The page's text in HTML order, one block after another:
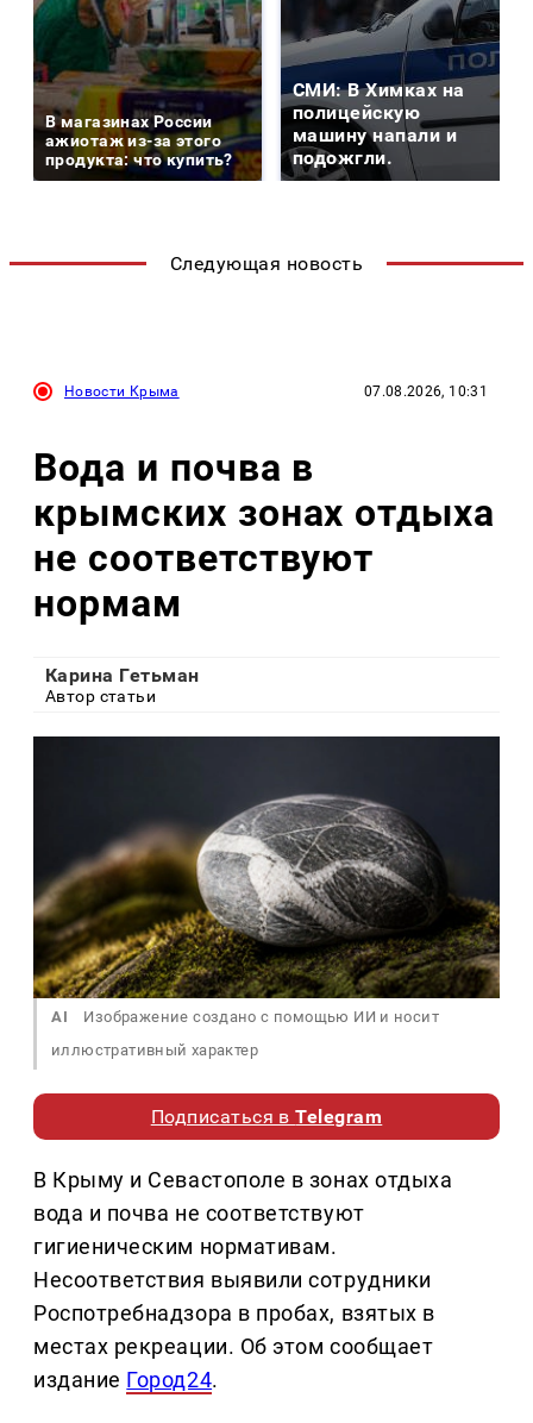
В магазинах России
ажиотаж из-за этого
продукта: что купить?
СМИ: В Химках на
полицейскую
машину напали и
подожгли.
Следующая новость
Новости Крыма 07.08.2026, 10:31
Вода и почва в
крымских зонах отдыха
не соответствуют
нормам
Карина Гетьман
Автор статьи
AI
Изображение создано с помощью ИИ и носит
иллюстративный характер
Подписаться вTelegram
В Крыму и Севастополе в зонах отдыха
вода и почва не соответствуют
гигиеническим нормативам.
Несоответствия выявили сотрудники
Роспотребнадзора в пробах, взятых в
местах рекреации. Об этом сообщает
издание Город24.